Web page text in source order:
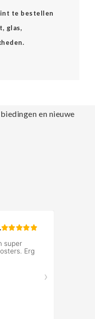
te bestellen
glas,
en nieuwe